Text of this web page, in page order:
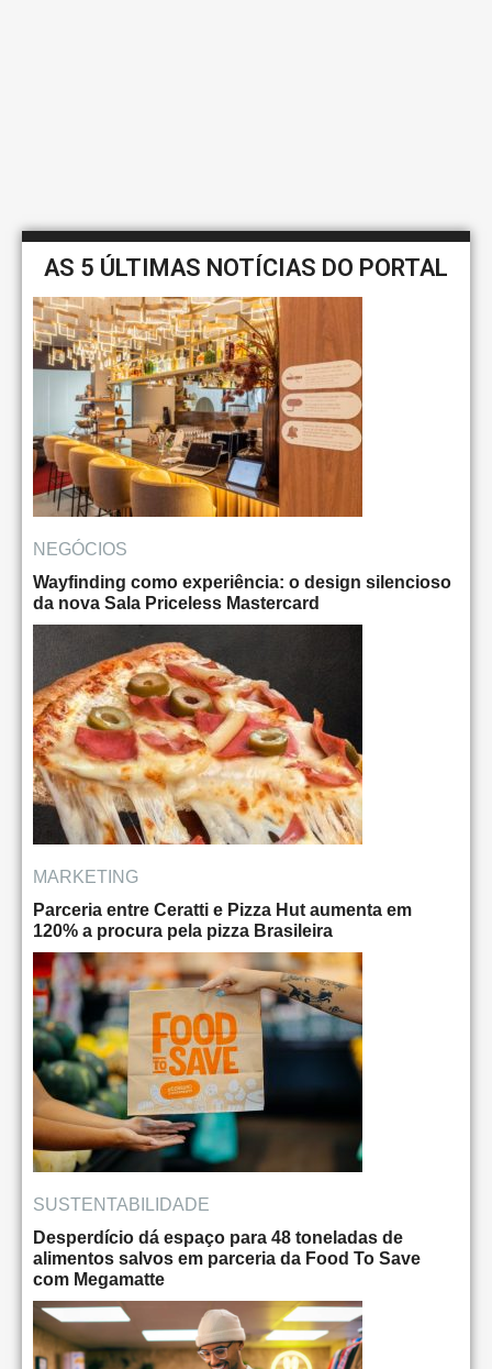
AS 5 ÚLTIMAS NOTÍCIAS DO PORTAL
NEGÓCIOS
Wayfinding como experiência: o design silencioso
da nova Sala Priceless Mastercard
MARKETING
Parceria entre Ceratti e Pizza Hut aumenta em
120% a procura pela pizza Brasileira
SUSTENTABILIDADE
Desperdício dá espaço para 48 toneladas de
alimentos salvos em parceria da Food To Save
com Megamatte